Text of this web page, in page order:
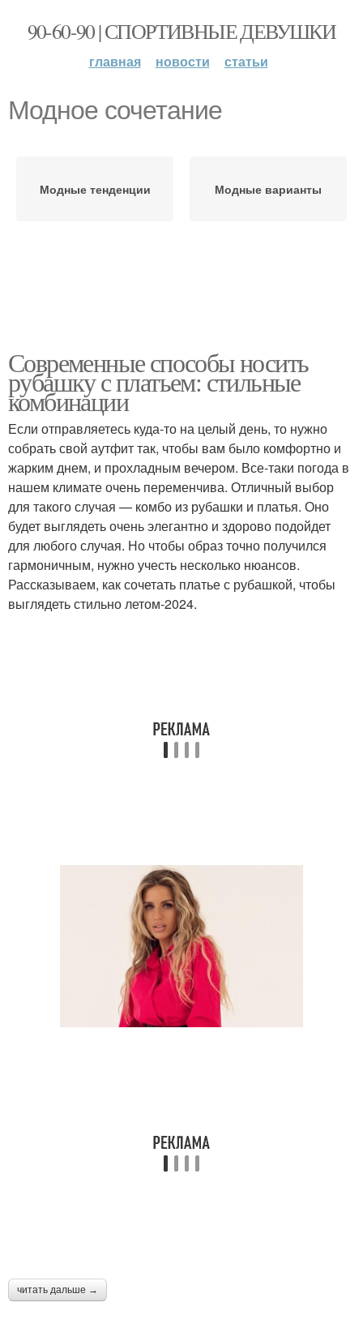
90-60-90 | СПОРТИВНЫЕ ДЕВУШКИ
главная новости статьи
Модное сочетание
Модные тенденции Модные варианты
Современные способы носить
рубашку с платьем: стильные
комбинации
Если отправляетесь куда-то на целый день, то нужно
собрать свой аутфит так, чтобы вам было комфортно и
жарким днем, и прохладным вечером. Все-таки погода в
нашем климате очень переменчива. Отличный выбор
для такого случая — комбо из рубашки и платья. Оно
будет выглядеть очень элегантно и здорово подойдет
для любого случая. Но чтобы образ точно получился
гармоничным, нужно учесть несколько нюансов.
Рассказываем, как сочетать платье с рубашкой, чтобы
выглядеть стильно летом-2024.
читать дальше →